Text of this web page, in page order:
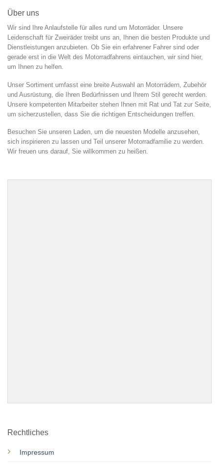
Über uns
Wir sind Ihre Anlaufstelle für alles rund um Motorräder. Unsere
Leidenschaft für Zweiräder treibt uns an, Ihnen die besten Produkte und
Dienstleistungen anzubieten. Ob Sie ein erfahrener Fahrer sind oder
gerade erst in die Welt des Motorradfahrens eintauchen, wir sind hier,
um Ihnen zu helfen.
Unser Sortiment umfasst eine breite Auswahl an Motorrädern, Zubehör
und Ausrüstung, die Ihren Bedürfnissen und Ihrem Stil gerecht werden.
Unsere kompetenten Mitarbeiter stehen Ihnen mit Rat und Tat zur Seite,
um sicherzustellen, dass Sie die richtigen Entscheidungen treffen.
Besuchen Sie unseren Laden, um die neuesten Modelle anzusehen,
sich inspirieren zu lassen und Teil unserer Motorradfamilie zu werden.
Wir freuen uns darauf, Sie willkommen zu heißen.
Rechtliches
Impressum